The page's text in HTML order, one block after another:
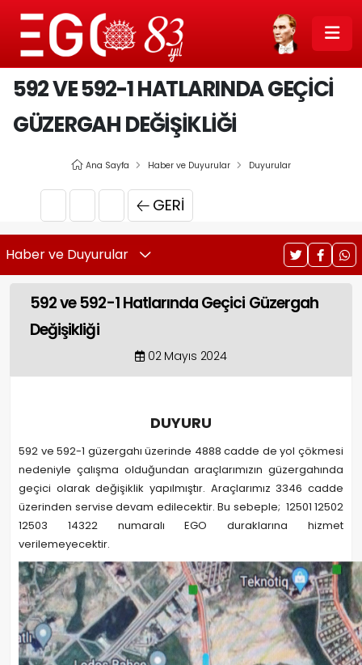
592 VE 592-1 HATLARINDA GEÇICI
GÜZERGAH DEĞIŞIKLIĞI
Ana Sayfa Haber ve Duyurular Duyurular
GERI
Haber ve Duyurular
592 ve 592-1 Hatlarında Geçici Güzergah
Değişikliği
02 Mayıs 2024
DUYURU
592 ve 592-1 güzergahı üzerinde 4888 cadde de yol çökmesi
nedeniyle çalışma olduğundan araçlarımızın güzergahında
geçici olarak değişiklik yapılmıştır. Araçlarımız 3346 cadde
üzerinden servise devam edilecektir. Bu sebeple; 12501 12502
12503 14322 numaralı EGO duraklarına hizmet
verilemeyecektir.